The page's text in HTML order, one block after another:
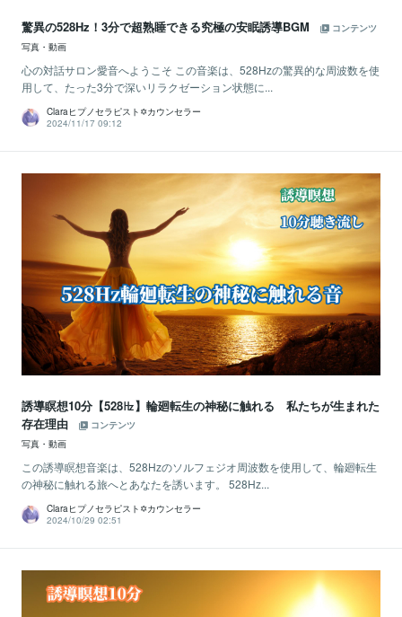
驚異の528Hz！3分で超熟睡できる究極の安眠誘導BGM
コンテンツ
写真・動画
心の対話サロン愛音へようこそ この音楽は、528Hzの驚異的な周波数を使
用して、たった3分で深いリラクゼーション状態に...
Claraヒプノセラピスト✡カウンセラー
2024/11/17 09:12
誘導瞑想10分【528㎐】輪廻転生の神秘に触れる 私たちが生まれた
存在理由
コンテンツ
写真・動画
この誘導瞑想音楽は、528Hzのソルフェジオ周波数を使用して、輪廻転生
の神秘に触れる旅へとあなたを誘います。 528Hz...
Claraヒプノセラピスト✡カウンセラー
2024/10/29 02:51